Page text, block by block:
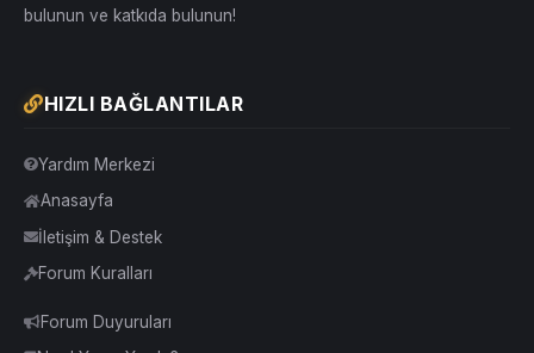
bulunun ve katkıda bulunun!
HIZLI BAĞLANTILAR
Yardım Merkezi
Anasayfa
İletişim & Destek
Forum Kuralları
Forum Duyuruları